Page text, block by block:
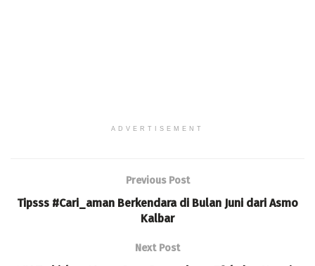
ADVERTISEMENT
Previous Post
Tipsss #Cari_aman Berkendara di Bulan Juni dari Asmo
Kalbar
Next Post